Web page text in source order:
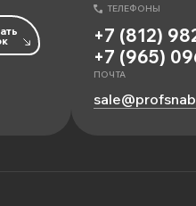
ТЕЛЕФОНЫ
+7 (812)
+7 (965)
ПОЧТА